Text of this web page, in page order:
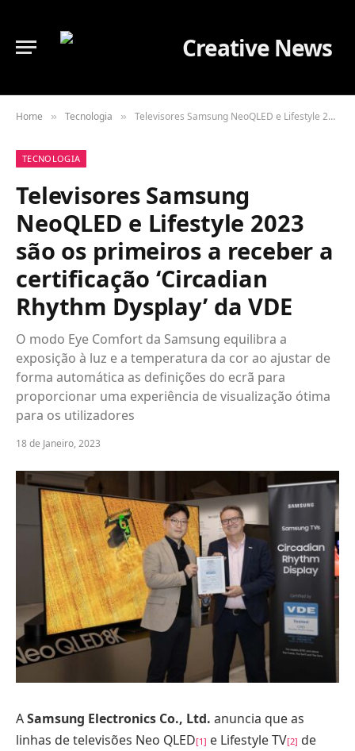
Home » Tecnologia » Televisores Samsung NeoQLED e Lifestyle 2023 são os primeiros a receber a certificação ‘Circadian Rhythm Dysplay’ da VDE
TECNOLOGIA
Televisores Samsung
NeoQLED e Lifestyle 2023
são os primeiros a receber a
certificação ‘Circadian
Rhythm Dysplay’ da VDE
O modo Eye Comfort da Samsung equilibra a
exposição à luz e a temperatura da cor ao ajustar de
forma automática as definições do ecrã para
proporcionar uma experiência de visualização ótima
para os utilizadores
18 de Janeiro, 2023
ASamsung Electronics Co., Ltd. anuncia que as
linhas de televisões Neo QLED[1] e Lifestyle TV[2] de